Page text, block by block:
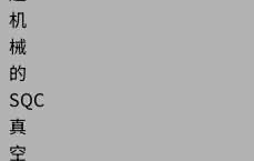
机
械
的
SQC
真
空